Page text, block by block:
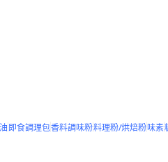
即食調理包香料調味粉料理粉/烘焙粉味素